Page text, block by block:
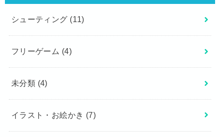
シューティング (11)
フリーゲーム (4)
未分類 (4)
イラスト・お絵かき (7)